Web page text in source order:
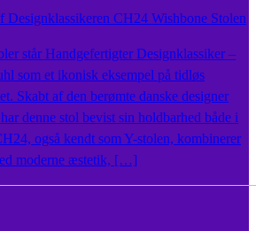
Designklassikeren CH24 Wishbone Stolen
står Handgefertigter Designklassiker –
som et ikonisk eksempel på tidløs
Skabt af den berømte danske designer
denne stol bevist sin holdbarhed både i
også kendt som Y-stolen, kombinerer
moderne æstetik, […]